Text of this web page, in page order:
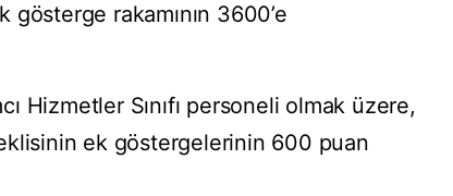
rakamının 3600’e
Hizmetler Sınıfı personeli olmak üzere,
ek göstergelerinin 600 puan